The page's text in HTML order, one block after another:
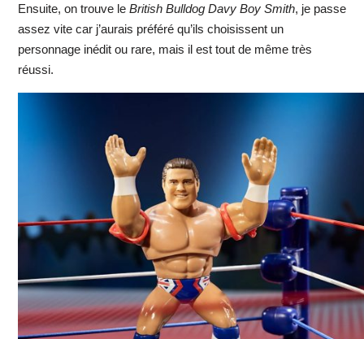
Ensuite, on trouve le British Bulldog Davy Boy Smith, je passe
assez vite car j’aurais préféré qu’ils choisissent un
personnage inédit ou rare, mais il est tout de même très
réussi.